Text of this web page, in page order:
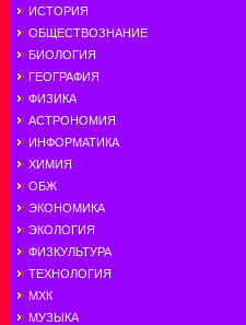
ИСТОРИЯ
ОБЩЕСТВОЗНАНИЕ
БИОЛОГИЯ
ГЕОГРАФИЯ
ФИЗИКА
АСТРОНОМИЯ
ИНФОРМАТИКА
ХИМИЯ
ОБЖ
ЭКОНОМИКА
ЭКОЛОГИЯ
ФИЗКУЛЬТУРА
ТЕХНОЛОГИЯ
МХК
МУЗЫКА